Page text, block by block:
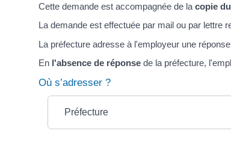
Cette demande est accompagnée de la copie
La demande est effectuée par mail ou par lettre
La préfecture adresse à l'employeur une réponse
En l'absence de réponse de la préfecture,
Où s’adresser ?
Préfecture